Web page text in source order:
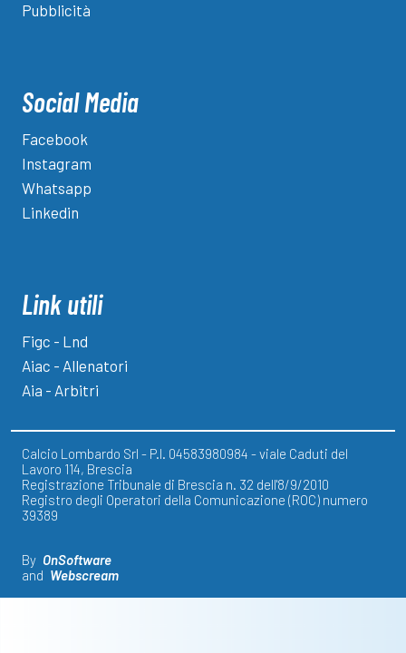
Pubblicità
Social Media
Facebook
Instagram
Whatsapp
Linkedin
Link utili
Figc - Lnd
Aiac - Allenatori
Aia - Arbitri
Calcio Lombardo Srl - P.I. 04583980984 - viale Caduti del
Lavoro 114, Brescia
Registrazione Tribunale di Brescia n. 32 dell'8/9/2010
Registro degli Operatori della Comunicazione (ROC) numero
39389
By OnSoftware
and Webscream